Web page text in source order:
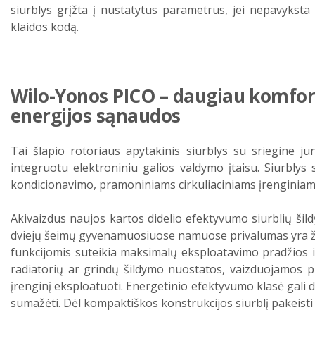
siurblys grįžta į nustatytus parametrus, jei
klaidos kodą.
Wilo-Yonos PICO – daugiau
energijos sąnaudos
Tai šlapio rotoriaus apytakinis siurblys su sriegine
integruotu elektroniniu galios valdymo įtaisu. Siurblys
kondicionavimo, pramoniniams cirkuliaciniams
Akivaizdus naujos kartos didelio efektyvumo siurblių
dviejų šeimų gyvenamuosiuose namuose privalumas
funkcijomis suteikia maksimalų eksploatavimo
radiatorių ar grindų šildymo nuostatos, vaizduojamos
įrenginį eksploatuoti. Energetinio efektyvumo klasė gali
sumažėti. Dėl kompaktiškos konstrukcijos siurblį